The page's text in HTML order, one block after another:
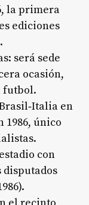
la primera
ediciones
será sede
ocasión,
futbol.
en
1986, único
con